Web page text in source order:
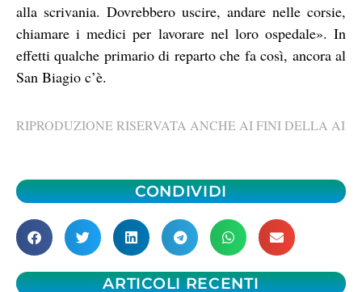
alla scrivania. Dovrebbero uscire, andare nelle corsie,
chiamare i medici per lavorare nel loro ospedale». In
effetti qualche primario di reparto che fa così, ancora al
San Biagio c’è.
RIPRODUZIONE RISERVATA ANCHE AI FINI DELLA AI
CONDIVIDI
ARTICOLI RECENTI